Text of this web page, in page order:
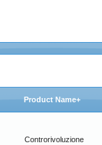
Product Name+
Controrivoluzione